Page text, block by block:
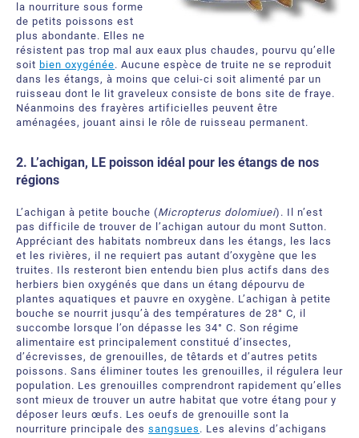
la nourriture sous forme
de petits poissons est
plus abondante. Elles ne
résistent pas trop mal aux eaux plus chaudes, pourvu qu’elle
soit bien oxygénée. Aucune espèce de truite ne se reproduit
dans les étangs, à moins que celui-ci soit alimenté par un
ruisseau dont le lit graveleux consiste de bons site de fraye.
Néanmoins des frayères artificielles peuvent être
aménagées, jouant ainsi le rôle de ruisseau permanent.
2. L’achigan, LE poisson idéal pour les étangs de nos
régions
L’achigan à petite bouche (Micropterus dolomiuei). Il n’est
pas difficile de trouver de l’achigan autour du mont Sutton.
Appréciant des habitats nombreux dans les étangs, les lacs
et les rivières, il ne requiert pas autant d’oxygène que les
truites. Ils resteront bien entendu bien plus actifs dans des
herbiers bien oxygénés que dans un étang dépourvu de
plantes aquatiques et pauvre en oxygène. L’achigan à petite
bouche se nourrit jusqu’à des températures de 28° C, il
succombe lorsque l’on dépasse les 34° C. Son régime
alimentaire est principalement constitué d’insectes,
d’écrevisses, de grenouilles, de têtards et d’autres petits
poissons. Sans éliminer toutes les grenouilles, il régulera leur
population. Les grenouilles comprendront rapidement qu’elles
sont mieux de trouver un autre habitat que votre étang pour y
déposer leurs œufs. Les oeufs de grenouille sont la
nourriture principale des sangsues . Les alevins d’achigans